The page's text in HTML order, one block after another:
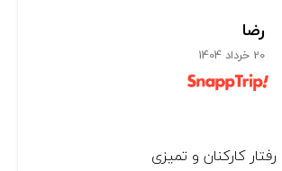
رضا
20 خرداد 1404
کارکنان و تمیزی